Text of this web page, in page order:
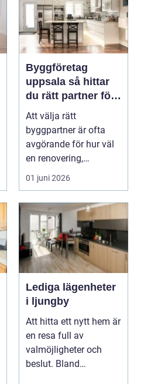
Byggföretag
uppsala så hittar
du rätt partner för
renovering och
ombyggnad
Att välja rätt
byggpartner är ofta
avgörande för hur väl
en renovering,
ombyggnad eller
tillbyggnad ...
01 juni 2026
Lediga lägenheter
i ljungby
Att hitta ett nytt hem är
en resa full av
valmöjligheter och
beslut. Bland